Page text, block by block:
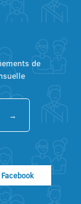
de